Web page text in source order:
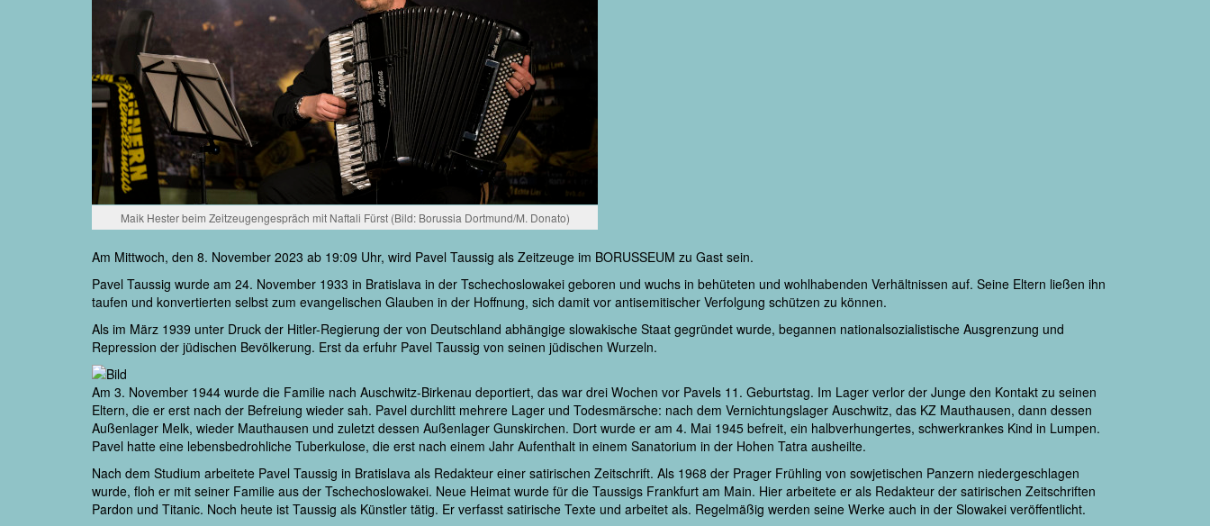
Maik Hester beim Zeitzeugengespräch mit Naftali Fürst (Bild: Borussia Dortmund/M. Donato)
Am Mittwoch, den 8. November 2023 ab 19:09 Uhr, wird Pavel Taussig als Zeitzeuge im BORUSSEUM zu Gast sein.
Pavel Taussig wurde am 24. November 1933 in Bratislava in der Tschechoslowakei geboren und wuchs in behüteten und wohlhabenden Verhältnissen auf. Seine Eltern ließen ihn
taufen und konvertierten selbst zum evangelischen Glauben in der Hoffnung, sich damit vor antisemitischer Verfolgung schützen zu können.
Als im März 1939 unter Druck der Hitler-Regierung der von Deutschland abhängige slowakische Staat gegründet wurde, begannen nationalsozialistische Ausgrenzung und
Repression der jüdischen Bevölkerung. Erst da erfuhr Pavel Taussig von seinen jüdischen Wurzeln.
Am 3. November 1944 wurde die Familie nach Auschwitz-Birkenau deportiert, das war drei Wochen vor Pavels 11. Geburtstag. Im Lager verlor der Junge den Kontakt zu seinen
Eltern, die er erst nach der Befreiung wieder sah. Pavel durchlitt mehrere Lager und Todesmärsche: nach dem Vernichtungslager Auschwitz, das KZ Mauthausen, dann dessen
Außenlager Melk, wieder Mauthausen und zuletzt dessen Außenlager Gunskirchen. Dort wurde er am 4. Mai 1945 befreit, ein halbverhungertes, schwerkrankes Kind in Lumpen.
Pavel hatte eine lebensbedrohliche Tuberkulose, die erst nach einem Jahr Aufenthalt in einem Sanatorium in der Hohen Tatra ausheilte.
Nach dem Studium arbeitete Pavel Taussig in Bratislava als Redakteur einer satirischen Zeitschrift. Als 1968 der Prager Frühling von sowjetischen Panzern niedergeschlagen
wurde, floh er mit seiner Familie aus der Tschechoslowakei. Neue Heimat wurde für die Taussigs Frankfurt am Main. Hier arbeitete er als Redakteur der satirischen Zeitschriften
Pardon und Titanic. Noch heute ist Taussig als Künstler tätig. Er verfasst satirische Texte und arbeitet als. Regelmäßig werden seine Werke auch in der Slowakei veröffentlicht.